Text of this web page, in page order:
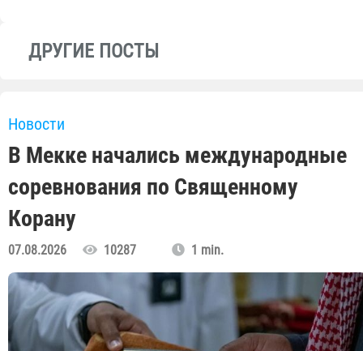
ДРУГИЕ ПОСТЫ
Новости
В Мекке начались международные
соревнования по Священному
Корану
07.08.2026 10287 1 min.